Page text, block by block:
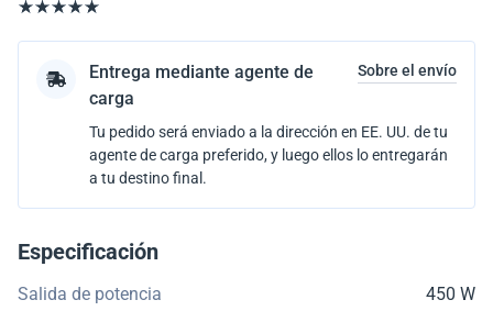
Entrega mediante agente de
carga
Sobre el envío
Tu pedido será enviado a la dirección en EE. UU. de tu
agente de carga preferido, y luego ellos lo entregarán
a tu destino final.
Especificación
Salida de potencia
450 W